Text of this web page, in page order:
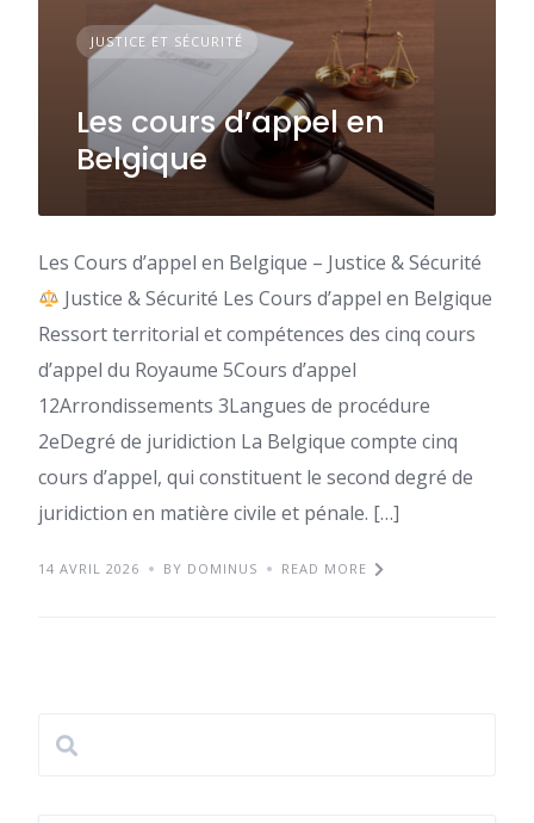
JUSTICE ET SÉCURITÉ
Les cours d’appel en
Belgique
Les Cours d’appel en Belgique – Justice & Sécurité
Justice & Sécurité Les Cours d’appel en Belgique
Ressort territorial et compétences des cinq cours
d’appel du Royaume 5Cours d’appel
12Arrondissements 3Langues de procédure
2eDegré de juridiction La Belgique compte cinq
cours d’appel, qui constituent le second degré de
juridiction en matière civile et pénale. […]
14 AVRIL 2026 BY DOMINUS READ MORE